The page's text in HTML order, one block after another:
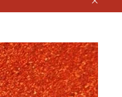
Benutzerkonto
Benutzerkonto